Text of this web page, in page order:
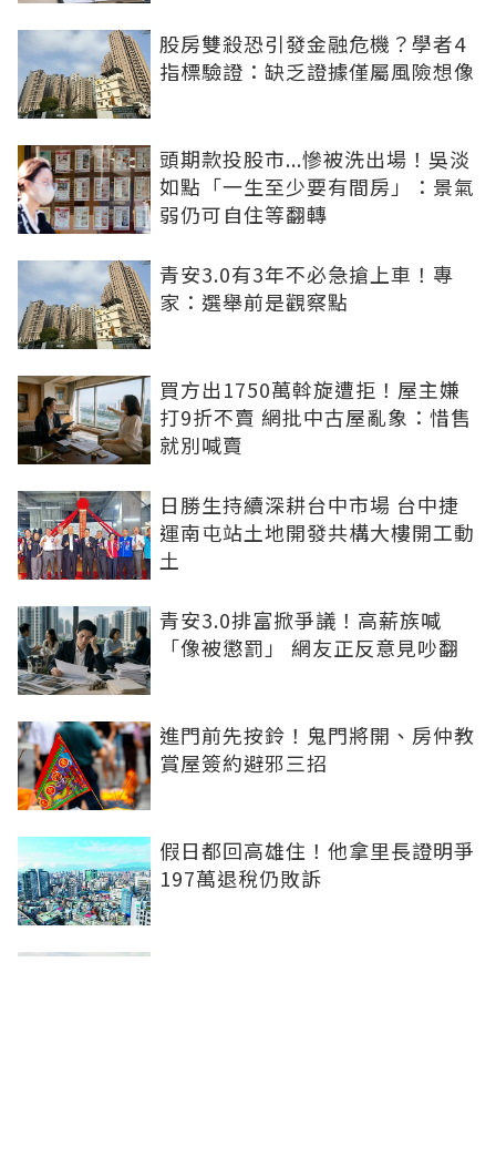
股房雙殺恐引發金融危機？學者4
指標驗證：缺乏證據僅屬風險想像
頭期款投股市...慘被洗出場！吳淡
如點「一生至少要有間房」：景氣
弱仍可自住等翻轉
青安3.0有3年不必急搶上車！專
家：選舉前是觀察點
買方出1750萬斡旋遭拒！屋主嫌
打9折不賣 網批中古屋亂象：惜售
就別喊賣
日勝生持續深耕台中市場 台中捷
運南屯站土地開發共構大樓開工動
土
青安3.0排富掀爭議！高薪族喊
「像被懲罰」 網友正反意見吵翻
進門前先按鈴！鬼門將開、房仲教
賞屋簽約避邪三招
假日都回高雄住！他拿里長證明爭
197萬退稅仍敗訴